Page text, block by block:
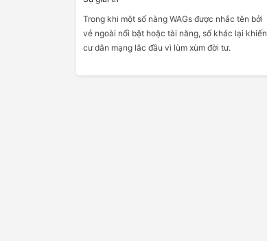
Trong khi một số nàng WAGs được nhắc tên bởi
vẻ ngoài nổi bật hoặc tài năng, số khác lại khiến
cư dân mạng lắc đầu vì lùm xùm đời tư.